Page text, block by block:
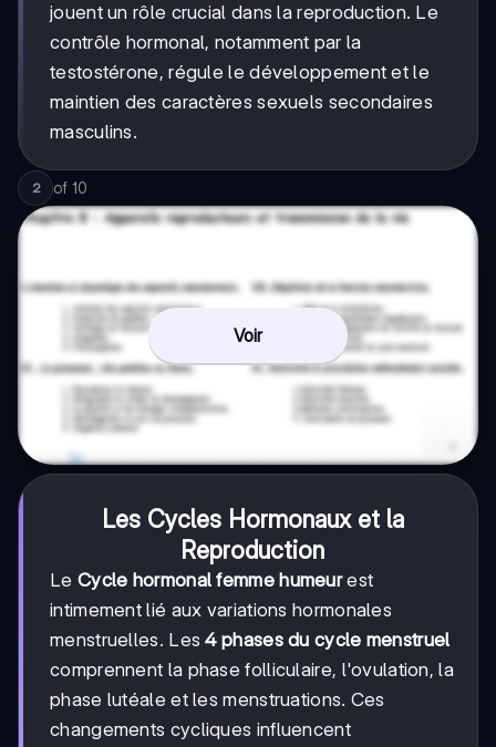
jouent un rôle crucial dans la reproduction. Le
contrôle hormonal, notamment par la
testostérone, régule le développement et le
maintien des caractères sexuels secondaires
masculins.
2 of 10
Voir
Les Cycles Hormonaux et la
Reproduction
Le Cycle hormonal femme humeurest
intimement lié aux variations hormonales
menstruelles. Les4 phases du cycle menstruel
comprennent la phase folliculaire, l'ovulation, la
phase lutéale et les menstruations. Ces
changements cycliques influencent